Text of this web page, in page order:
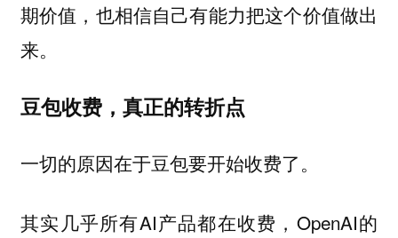
期价值，也相信自己有能力把这个价值做出
来。
豆包收费，真正的转折点
一切的原因在于豆包要开始收费了。
其实几乎所有AI产品都在收费，OpenAI的